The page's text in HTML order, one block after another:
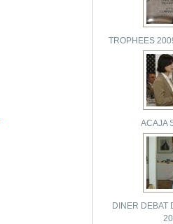
TROPHEES
ACAJA
DINER DEBAT